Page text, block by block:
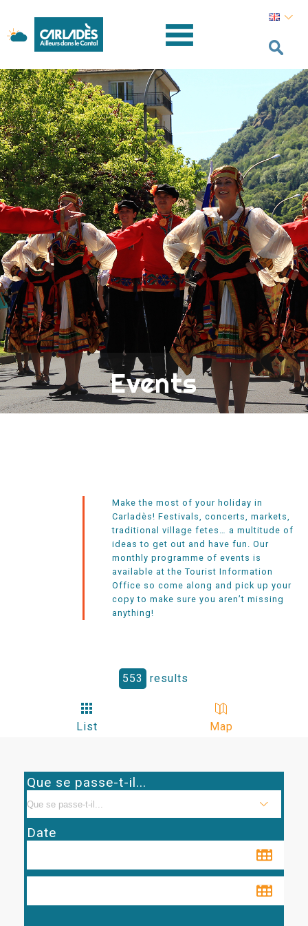
Events
Make the most of your holiday in
Carladès! Festivals, concerts, markets,
traditional village fetes… a multitude of
ideas to get out and have fun. Our
monthly programme of events is
available at the Tourist Information
Office so come along and pick up your
copy to make sure you aren’t missing
anything!
553 results
List Map
Que se passe-t-il...
Date